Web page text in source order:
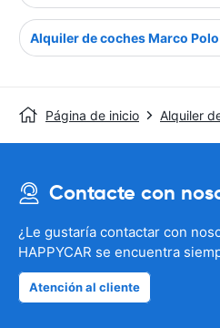
Alquiler de coches Marco Polo
Página de inicio Alquiler
Contacte con
¿Le gustaría contactar con
HAPPYCAR se encuentra
Atención al cliente